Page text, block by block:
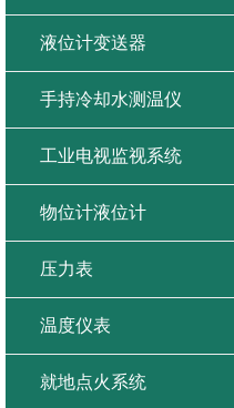
液位计变送器
手持冷却水测温仪
工业电视监视系统
物位计液位计
压力表
温度仪表
就地点火系统